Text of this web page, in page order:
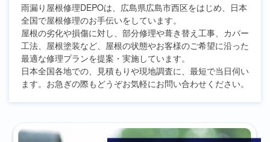
雨漏り屋根修理DEPOは、広島県広島市西区をはじめ、日本
全国で屋根修理のお手伝いをしています。
屋根の劣化や損傷に対し、部分修理や葺き替え工事、カバー
工法、屋根塗装など、屋根の状態やお客様のご希望に沿った
最適な修理プランを提案・実施しています。
日本全国各地での、見積もりや現地調査に、最短で当日伺い
ます。お急ぎの際もどうぞお気軽にお問い合わせください。